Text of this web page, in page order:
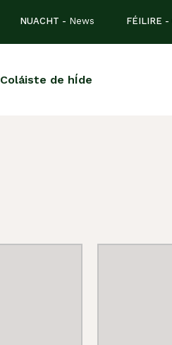
NUACHT - News FÉILIRE -
Coláiste de hÍde